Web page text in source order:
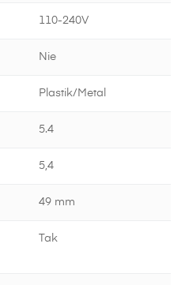
110-240V
Nie
Plastik/Metal
5.4
5,4
49 mm
Tak